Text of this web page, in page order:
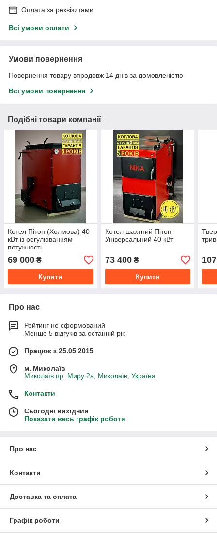
Оплата за реквізитами
Всі умови оплати
Умови повернення
Повернення товару впродовж 14 днів за домовленістю
Всі умови повернення
Подібні товари компанії
Котел Пітон (Холмова) 40
кВт із регулюванням
потужності
69 000 ₴
Купити
Котел шахтний Пітон
Універсальний 40 кВт
73 400₴
Купити
Про нас
Рейтинг не сформований
Менше 5 відгуків за останній рік
Працює з 25.05.2015
м. Миколаїв
Миколаїв пр. Миру 2а, Миколаїв, Україна
Контакти
Сьогодні вихідний
Показати весь графік роботи
Про нас
Контакти
Доставка та оплата
Графік роботи